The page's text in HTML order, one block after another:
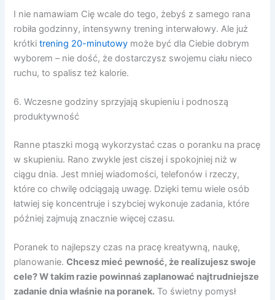
I nie namawiam Cię wcale do tego, żebyś z samego rana
robiła godzinny, intensywny trening interwałowy. Ale już
krótkitrening 20-minutowy może być dla Ciebie dobrym
wyborem – nie dość, że dostarczysz swojemu ciału nieco
ruchu, to spalisz też kalorie.
6. Wczesne godziny sprzyjają skupieniu i podnoszą
produktywność
Ranne ptaszki mogą wykorzystać czas o poranku na pracę
w skupieniu. Rano zwykle jest ciszej i spokojniej niż w
ciągu dnia. Jest mniej wiadomości, telefonów i rzeczy,
które co chwilę odciągają uwagę. Dzięki temu wiele osób
łatwiej się koncentruje i szybciej wykonuje zadania, które
później zajmują znacznie więcej czasu.
Poranek to najlepszy czas na pracę kreatywną, naukę,
planowanie.Chcesz mieć pewność, że realizujesz swoje
cele? W takim razie powinnaś zaplanować najtrudniejsze
zadanie dnia właśnie na poranek. To świetny pomysł